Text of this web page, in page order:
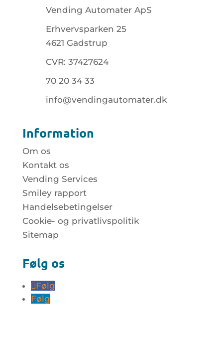
Vending Automater ApS
Erhvervsparken 25
4621 Gadstrup
CVR: 37427624
70 20 34 33
info@vendingautomater.dk
Information
Om os
Kontakt os
Vending Services
Smiley rapport
Handelsebetingelser
Cookie- og privatlivspolitik
Sitemap
Følg os
Følg
Følg